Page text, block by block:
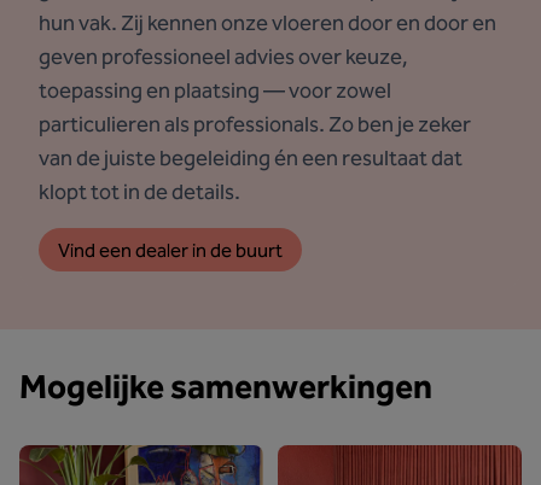
hun vak. Zij kennen onze vloeren door en door en
geven professioneel advies over keuze,
toepassing en plaatsing — voor zowel
particulieren als professionals. Zo ben je zeker
van de juiste begeleiding én een resultaat dat
klopt tot in de details.
Vind een dealer in de buurt
Mogelijke samenwerkingen